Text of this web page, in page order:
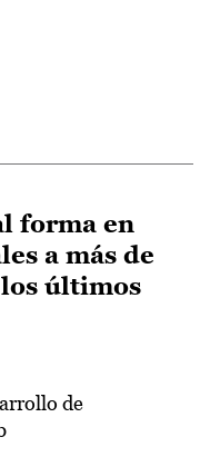
forma en
a más de
últimos
de